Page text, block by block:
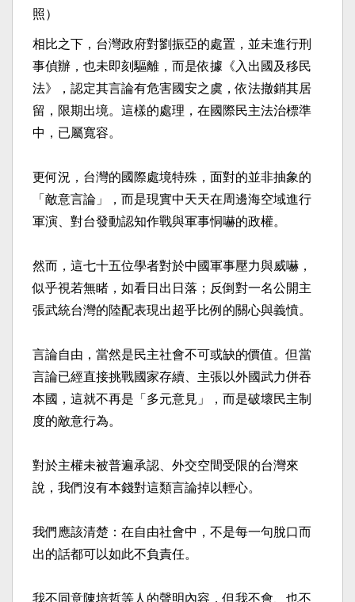
照）
相比之下，台灣政府對劉振亞的處置，並未進行刑
事偵辦，也未即刻驅離，而是依據《入出國及移民
法》，認定其言論有危害國安之虞，依法撤銷其居
留，限期出境。這樣的處理，在國際民主法治標準
中，已屬寬容。
更何況，台灣的國際處境特殊，面對的並非抽象的
「敵意言論」，而是現實中天天在周邊海空域進行
軍演、對台發動認知作戰與軍事恫嚇的政權。
然而，這七十五位學者對於中國軍事壓力與威嚇，
似乎視若無睹，如看日出日落；反倒對一名公開主
張武統台灣的陸配表現出超乎比例的關心與義憤。
言論自由，當然是民主社會不可或缺的價值。但當
言論已經直接挑戰國家存續、主張以外國武力併吞
本國，這就不再是「多元意見」，而是破壞民主制
度的敵意行為。
對於主權未被普遍承認、外交空間受限的台灣來
說，我們沒有本錢對這類言論掉以輕心。
我們應該清楚：在自由社會中，不是每一句脫口而
出的話都可以如此不負責任。
我不同意陳培哲等人的聲明內容，但我不會、也不